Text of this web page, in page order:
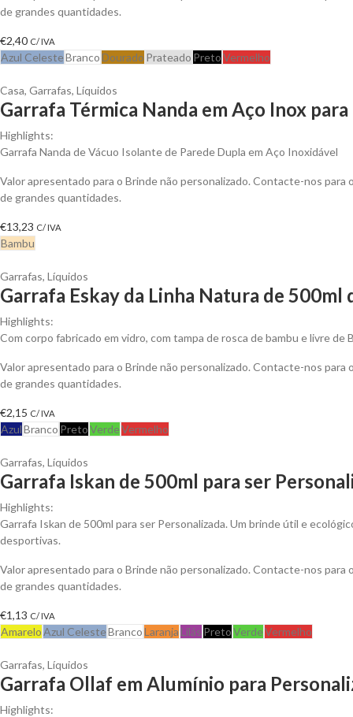
de grandes quantidades.
€2,40 C/ IVA
Azul CelesteBranco Dourado Prateado PretoVermelho
Casa, Garrafas, Líquidos
Garrafa Térmica Nanda em Aço Inox
Highlights:
Garrafa Nanda de Vácuo Isolante de Parede Dupla em Aço Inoxidável
Valor apresentado para o Brinde não personalizado. Contacte-nos
de grandes quantidades.
€13,23 C/ IVA
Bambu
Garrafas, Líquidos
Garrafa Eskay da Linha Natura de 500ml
Highlights:
Com corpo fabricado em vidro, com tampa de rosca de bambu e livre de
Valor apresentado para o Brinde não personalizado. Contacte-nos
de grandes quantidades.
€2,15 C/ IVA
AzulBranco PretoVerdeVermelho
Garrafas, Líquidos
Garrafa Iskan de 500ml para ser
Highlights:
Garrafa Iskan de 500ml para ser Personalizada. Um brinde útil e
desportivas.
Valor apresentado para o Brinde não personalizado. Contacte-nos
de grandes quantidades.
€1,13 C/ IVA
AmareloAzul CelesteBrancoLaranja Lilás PretoVerdeVermelho
Garrafas, Líquidos
Garrafa Ollaf em Alumínio para
Highlights: